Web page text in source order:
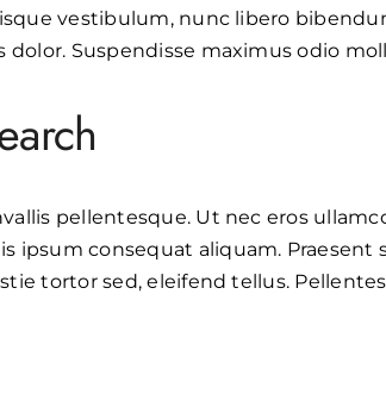
vestibulum, nunc libero
dolor. Suspendisse maximus odio
pellentesque. Ut nec eros
ipsum consequat aliquam.
tortor sed, eleifend tellus.